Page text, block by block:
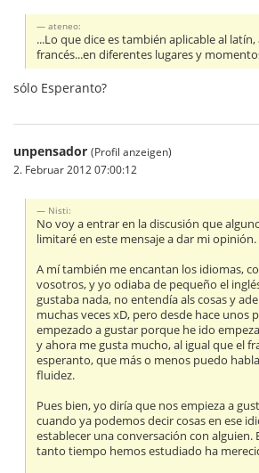
ateneo:
...Lo que dice es también aplicable al latín,
francés...en diferentes lugares y
sólo Esperanto?
unpensador (Profil anzeigen)
2. Februar 2012 07:00:12
Nisti:
No voy a entrar en la discusión que
limitaré en este mensaje a dar mi opinión.
A mí también me encantan los idiomas,
vosotros, y yo odiaba de pequeño el
gustaba nada, no entendía als cosas y
muchas veces xD, pero desde hace unos
empezado a gustar porque he ido
y ahora me gusta mucho, al igual que el
esperanto, que más o menos puedo
fluidez.
Pues bien, yo diría que nos empieza a
cuando ya podemos decir cosas en ese
establecer una conversación con alguien.
tanto tiempo hemos estudiado ha